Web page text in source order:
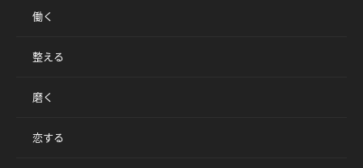
働く
整える
磨く
恋する